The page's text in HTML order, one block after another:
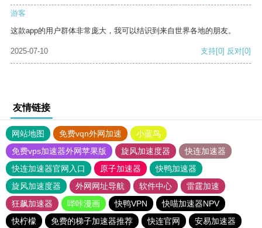
游客
这款app的用户群体非常庞大，我可以结识到来自世界各地的朋友。
2025-07-10 支持[0] 反对[0]
友情链接
网站地图 免费vqn外网加速
小蓝鸟
免费vps加速器外网苹果版
旋风加速度器
快连加速器
快连加速器官网入口
原子加速器
快鸭加速器
旋风加速度器
外网网址导航 软件中心
雷霆加速
狂飙加速器
哔咔漫画 快鸭VPN
快喵加速器NPV
快柠檬
免费的梯子加速器推荐 快连官网 安易加速器